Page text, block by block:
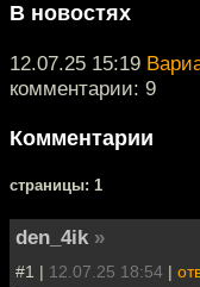
В новостях
12.07.25 15:19
комментарии: 9
Комментарии
cтраницы: 1
den_4ik »
#1 | 12.07.25 18:54 |